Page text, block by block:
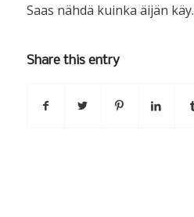
Saas nähdä kuinka äijän käy.
Share this entry